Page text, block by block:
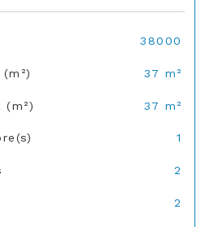
38000
37 m²
(m²) 37 m²
1
2
2